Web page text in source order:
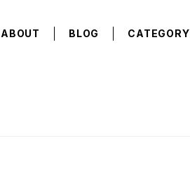
ABOUT BLOG CATEGORY